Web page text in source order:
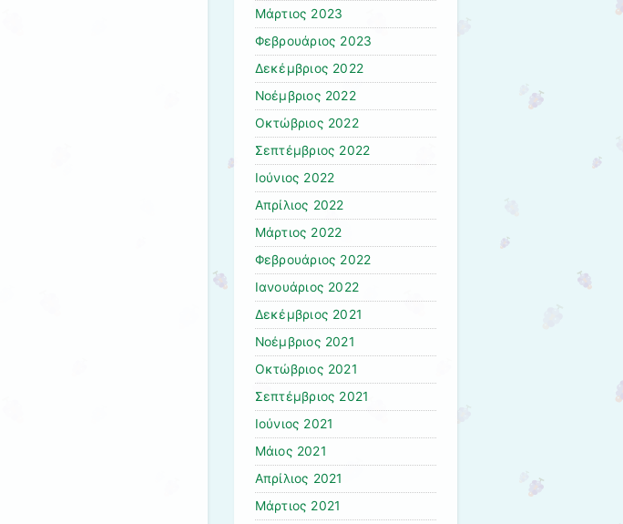
Μάρτιος 2023
Φεβρουάριος 2023
Δεκέμβριος 2022
Νοέμβριος 2022
Οκτώβριος 2022
Σεπτέμβριος 2022
Ιούνιος 2022
Απρίλιος 2022
Μάρτιος 2022
Φεβρουάριος 2022
Ιανουάριος 2022
Δεκέμβριος 2021
Νοέμβριος 2021
Οκτώβριος 2021
Σεπτέμβριος 2021
Ιούνιος 2021
Μάιος 2021
Απρίλιος 2021
Μάρτιος 2021